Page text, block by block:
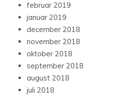
februar 2019
januar 2019
december 2018
november 2018
oktober 2018
september 2018
august 2018
juli 2018